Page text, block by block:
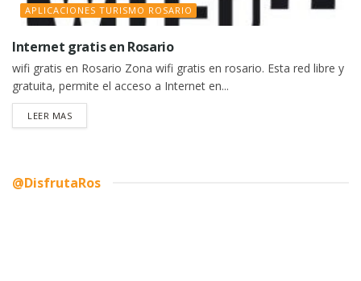
APLICACIONES TURISMO ROSARIO
Internet gratis en Rosario
wifi gratis en Rosario Zona wifi gratis en rosario. Esta red libre y
gratuita, permite el acceso a Internet en...
LEER MASDETAILS
@DisfrutaRos